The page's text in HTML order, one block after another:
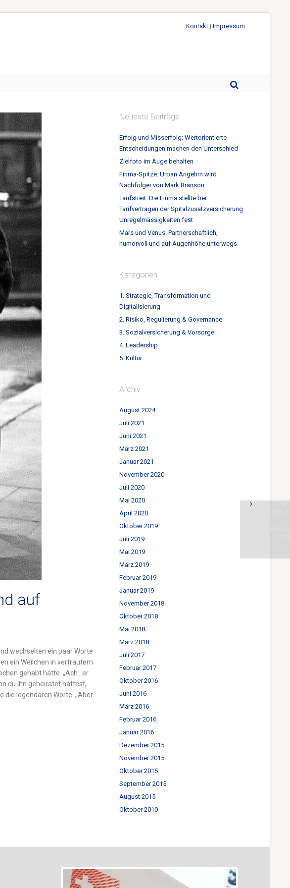
Kontakt| Impressum
auf
wechselten ein paar Worte
ein Weilchen in vertrautem
gehabt hätte. „Ach…er
du ihn geheiratet hättest,
die legendären Worte:„Aber
stellte
Neueste Beiträge
Erfolg und Misserfolg: Wertorientierte
Entscheidungen machen den Unterschied
Zielfoto im Auge behalten
Finma-Spitze: Urban Angehrn wird
Nachfolger von Mark Branson
Tarifstreit: Die Finma stellte bei
Tarifverträgen der Spitalzusatzversicherung
Unregelmässigkeiten fest
Mars und Venus: Partnerschaftlich,
humorvoll und auf Augenhöhe unterwegs
Kategorien
1. Strategie, Transformation und
Digitalisierung
2. Risiko, Regulierung & Governance
3. Sozialversicherung & Vorsorge
4. Leadership
5. Kultur
Archiv
August 2024
Juli 2021
Juni 2021
März 2021
Januar 2021
November 2020
Juli 2020
Mai 2020
April 2020
Oktober 2019
Juli 2019
Mai 2019
März 2019
Februar 2019
Januar 2019
November 2018
Oktober 2018
Mai 2018
März 2018
Juli 2017
Februar 2017
Oktober 2016
Juni 2016
März 2016
Februar 2016
Januar 2016
Dezember 2015
November 2015
Oktober 2015
September 2015
August 2015
Oktober 2010